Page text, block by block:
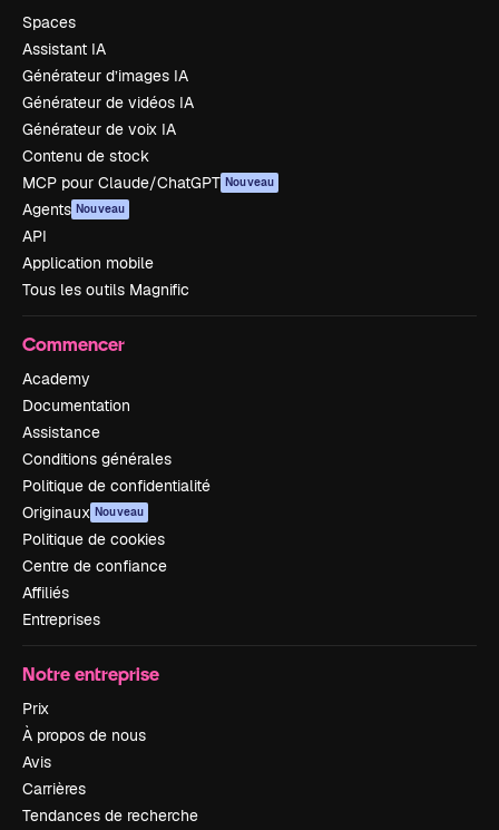
Spaces
Assistant IA
Générateur d’images IA
Générateur de vidéos IA
Générateur de voix IA
Contenu de stock
MCP pour Claude/ChatGPT Nouveau
Agents Nouveau
API
Application mobile
Tous les outils Magnific
Commencer
Academy
Documentation
Assistance
Conditions générales
Politique de confidentialité
Originaux Nouveau
Politique de cookies
Centre de confiance
Affiliés
Entreprises
Notre entreprise
Prix
À propos de nous
Avis
Carrières
Tendances de recherche